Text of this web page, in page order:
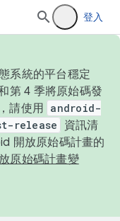
登入
系統的平台穩定
第 4 季將原始碼發
請使用 android-
release
資訊清
開放原始碼計畫的
原始碼計畫變